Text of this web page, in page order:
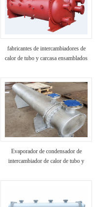
fabricantes de intercambiadores de
calor de tubo y carcasa ensamblados
Evaporador de condensador de
intercambiador de calor de tubo y
inoxidable 316L